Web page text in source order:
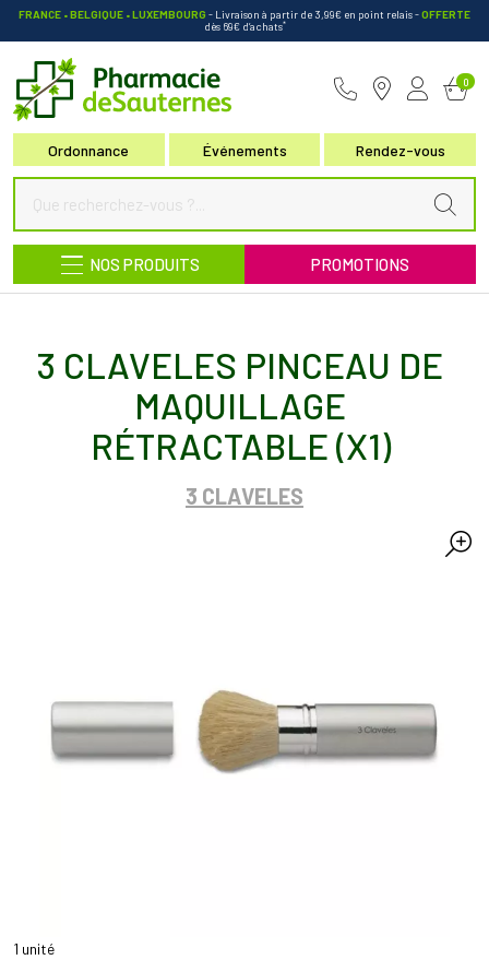
FRANCE • BELGIQUE • LUXEMBOURG - Livraison à partir de 3,99€ en point relais-OFFERTE
dès 69€ d’achats*
Ordonnance Événements Rendez-vous
0
NOS PRODUITS PROMOTIONS
3 CLAVELES PINCEAU DE
MAQUILLAGE
RÉTRACTABLE (X1)
3 CLAVELES
1 unité